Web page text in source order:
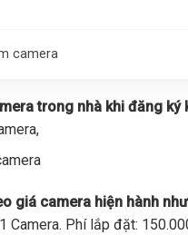
camera
trong nhà khi đăng
giá camera hiện hành
Camera. Phí lắp đặt: